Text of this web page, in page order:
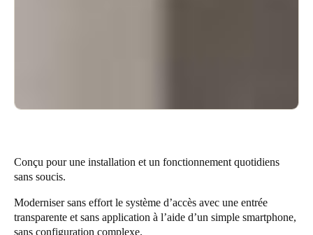
Conçu pour une installation et un fonctionnement quotidiens
sans soucis.
Moderniser sans effort le système d’accès avec une entrée
transparente et sans application à l’aide d’un simple smartphone,
sans configuration complexe.